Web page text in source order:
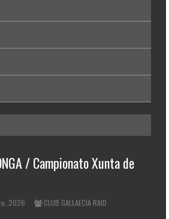
/ Campionato Xunta de
2026 CLUB GALLAECIA RAID